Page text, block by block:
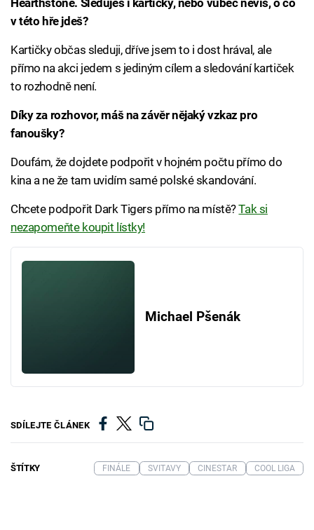
Hearthstone. Sleduješ i kartičky, nebo vůbec nevíš, o co
v této hře jdeš?
Kartičky občas sleduji, dříve jsem to i dost hrával, ale
přímo na akci jedem s jediným cílem a sledování kartiček
to rozhodně není.
Díky za rozhovor, máš na závěr nějaký vzkaz pro
fanoušky?
Doufám, že dojdete podpořit v hojném počtu přímo do
kina a ne že tam uvidím samé polské skandování.
Chcete podpořit Dark Tigers přímo na místě?Tak si
nezapomeňte koupit lístky!
Michael Pšenák
SDÍLEJTE ČLÁNEK
ŠTÍTKY FINÁLE SVITAVY CINESTAR COOL LIGA